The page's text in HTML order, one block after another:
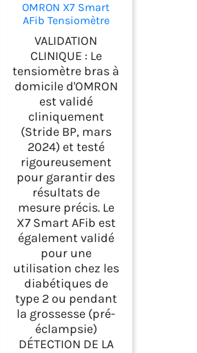
OMRON X7 Smart
AFib Tensiomètre
bras connecté,
Tensiomètre bras
connecté
VALIDATION
CLINIQUE : Le
tensiomètre bras à
domicile d'OMRON
est validé
cliniquement
(Stride BP, mars
2024) et testé
rigoureusement
pour garantir des
résultats de
mesure précis. Le
X7 Smart AFib est
également validé
pour une
utilisation chez les
diabétiques de
type 2 ou pendant
la grossesse (pré-
éclampsie)
DÉTECTION DE LA